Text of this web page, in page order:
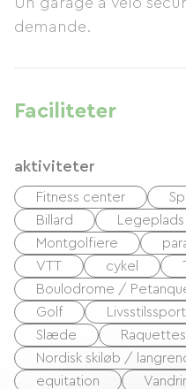
viennoiseries, pain
chaque matin, sur
La Ferme se trouve
égal.
demande.
Faciliteter
aktiviteter
Fitness center
Billard
Legeplads
Montgolfiere
VTT
cykel
Boulodrome /
Golf
Livsstilssport
Slæde
Nordisk skiløb /
equitation